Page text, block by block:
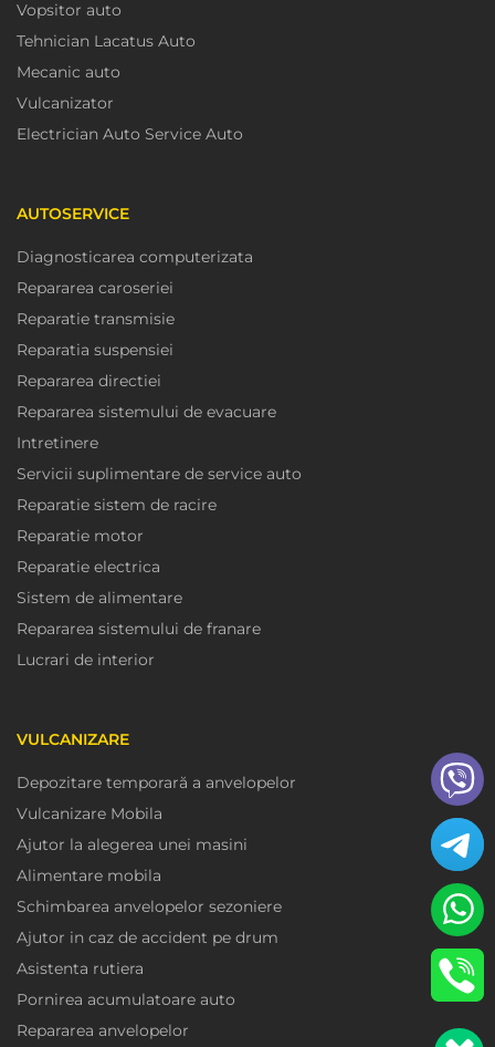
Vopsitor auto
Tehnician Lacatus Auto
Mecanic auto
Vulcanizator
Electrician Auto Service Auto
AUTOSERVICE
Diagnosticarea computerizata
Repararea caroseriei
Reparatie transmisie
Reparatia suspensiei
Repararea directiei
Repararea sistemului de evacuare
Intretinere
Servicii suplimentare de service auto
Reparatie sistem de racire
Reparatie motor
Reparatie electrica
Sistem de alimentare
Repararea sistemului de franare
Lucrari de interior
VULCANIZARE
Depozitare temporară a anvelopelor
Vulcanizare Mobila
Ajutor la alegerea unei masini
Alimentare mobila
Schimbarea anvelopelor sezoniere
Ajutor in caz de accident pe drum
Asistenta rutiera
Pornirea acumulatoare auto
Repararea anvelopelor